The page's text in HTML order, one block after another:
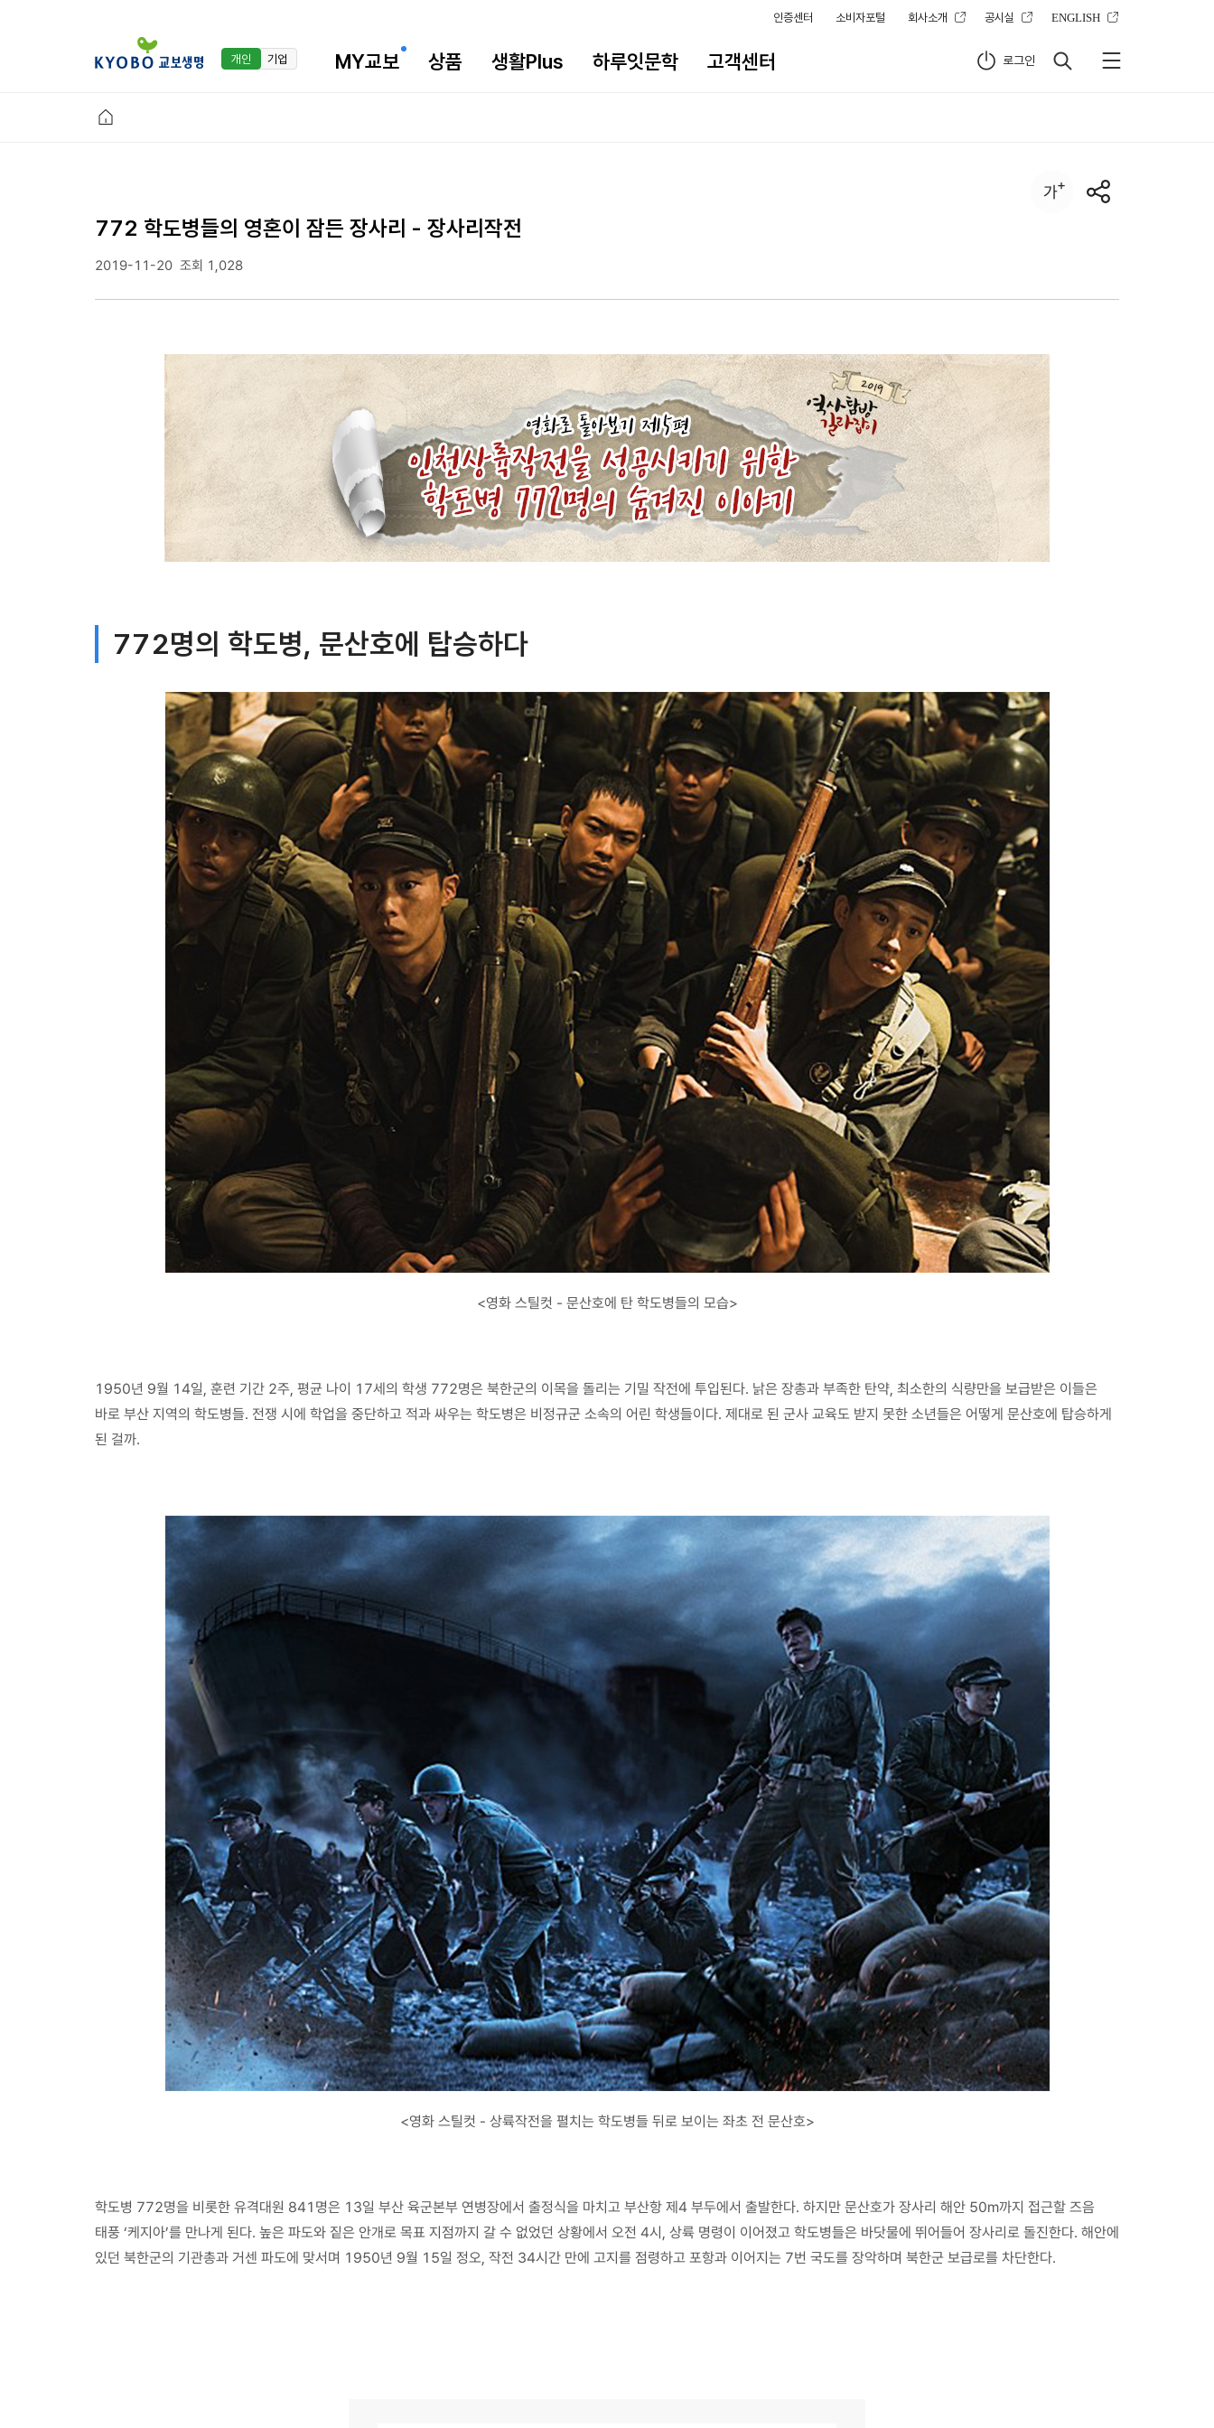
인증센터 소비자포털 회사소개 공시실 ENGLISH
개인 기업 MY교보 상품 생활Plus 하루잇문학 고객센터 로그인
772 학도병들의 영혼이 잠든 장사리 - 장사리작전
2019-11-20 조회 1,028
772명의 학도병, 문산호에 탑승하다
<영화 스틸컷 - 문산호에 탄 학도병들의 모습>
1950년 9월 14일, 훈련 기간 2주, 평균 나이 17세의 학생 772명은 북한군의 이목을 돌리는 기밀 작전에 투입된다. 낡은 장총과 부족한 탄약, 최소한의 식량만을 보급받은 이들은
바로 부산 지역의 학도병들. 전쟁 시에 학업을 중단하고 적과 싸우는 학도병은 비정규군 소속의 어린 학생들이다. 제대로 된 군사 교육도 받지 못한 소년들은 어떻게 문산호에 탑승하게
된 걸까.
<영화 스틸컷 - 상륙작전을 펼치는 학도병들 뒤로 보이는 좌초 전 문산호>
학도병 772명을 비롯한 유격대원 841명은 13일 부산 육군본부 연병장에서 출정식을 마치고 부산항 제4 부두에서 출발한다. 하지만 문산호가 장사리 해안 50m까지 접근할 즈음
태풍 ‘케지아’를 만나게 된다. 높은 파도와 짙은 안개로 목표 지점까지 갈 수 없었던 상황에서 오전 4시, 상륙 명령이 이어졌고 학도병들은 바닷물에 뛰어들어 장사리로 돌진한다. 해안에
있던 북한군의 기관총과 거센 파도에 맞서며 1950년 9월 15일 정오, 작전 34시간 만에 고지를 점령하고 포항과 이어지는 7번 국도를 장악하며 북한군 보급로를 차단한다.